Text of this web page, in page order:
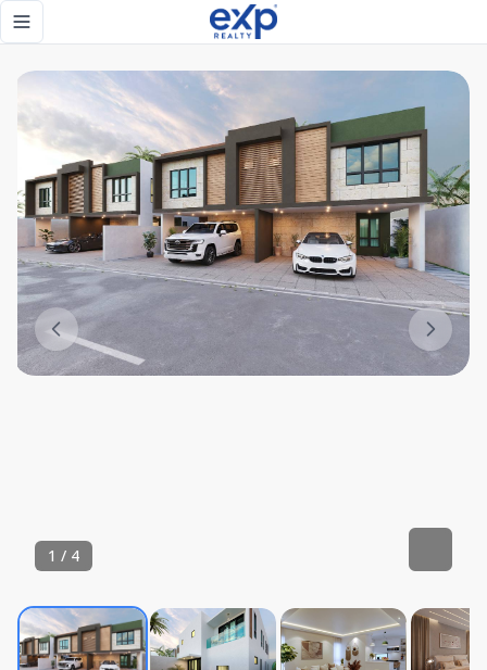
Toggle navigation menu
1 / 4
Apartamento 3 hab. Sector Costa Cana, Bávaro, Rep. Dom.